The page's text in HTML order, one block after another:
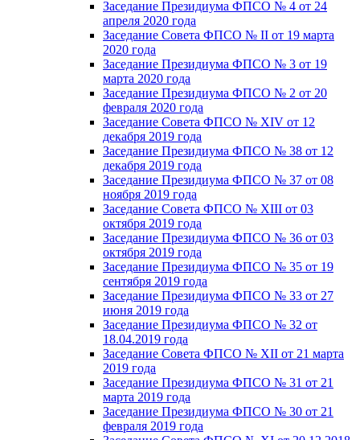
Заседание Президиума ФПСО № 4 от 24
апреля 2020 года
Заседание Совета ФПСО № II от 19 марта
2020 года
Заседание Президиума ФПСО № 3 от 19
марта 2020 года
Заседание Президиума ФПСО № 2 от 20
февраля 2020 года
Заседание Совета ФПСО № XIV от 12
декабря 2019 года
Заседание Президиума ФПСО № 38 от 12
декабря 2019 года
Заседание Президиума ФПСО № 37 от 08
ноября 2019 года
Заседание Совета ФПСО № XIII от 03
октября 2019 года
Заседание Президиума ФПСО № 36 от 03
октября 2019 года
Заседание Президиума ФПСО № 35 от 19
сентября 2019 года
Заседание Президиума ФПСО № 33 от 27
июня 2019 года
Заседание Президиума ФПСО № 32 от
18.04.2019 года
Заседание Совета ФПСО № XII от 21 марта
2019 года
Заседание Президиума ФПСО № 31 от 21
марта 2019 года
Заседание Президиума ФПСО № 30 от 21
февраля 2019 года